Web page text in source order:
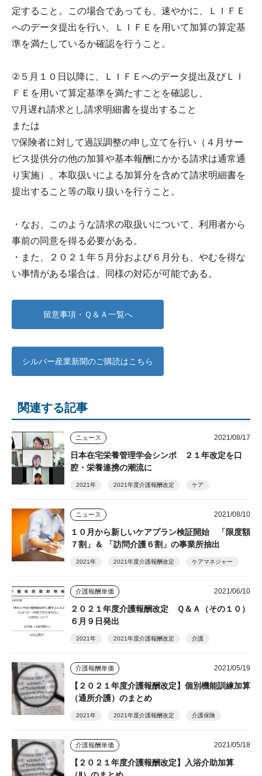
定すること。この場合であっても、速やかに、ＬＩＦＥ
へのデータ提出を行い、ＬＩＦＥを用いて加算の算定基
準を満たしているか確認を行うこと。
②５月１０日以降に、ＬＩＦＥへのデータ提出及びＬＩ
ＦＥを用いて算定基準を満たすことを確認し、
▽月遅れ請求とし請求明細書を提出すること
または
▽保険者に対して過誤調整の申し立てを行い（４月サー
ビス提供分の他の加算や基本報酬にかかる請求は通常通
り実施）、本取扱いによる加算分を含めて請求明細書を
提出すること等の取り扱いを行うこと。
・なお、このような請求の取扱いについて、利用者から
事前の同意を得る必要がある。
・また、２０２１年５月分および６月分も、やむを得な
い事情がある場合は、同様の対応が可能である。
留意事項・Ｑ＆Ａ一覧へ
シルバー産業新聞のご購読はこちら
関連する記事
ニュース 2021/08/17
日本在宅栄養管理学会シンポ ２１年改定を口
腔・栄養連携の潮流に
2021年 2021年度介護報酬改定 ケア
ニュース 2021/08/10
１０月から新しいケアプラン検証開始 「限度額
７割」＆ 「訪問介護６割」の事業所抽出
2021年 2021年度介護報酬改定 ケアマネジャー
介護報酬単価 2021/06/10
２０２１年度介護報酬改定 Ｑ＆Ａ（その１０）
６月９日発出
2021年 2021年度介護報酬改定 介護
介護報酬単価 2021/05/19
【２０２１年度介護報酬改定】個別機能訓練加算
（通所介護）のまとめ
2021年 2021年度介護報酬改定 介護保険
介護報酬単価 2021/05/18
【２０２１年度介護報酬改定】入浴介助加算